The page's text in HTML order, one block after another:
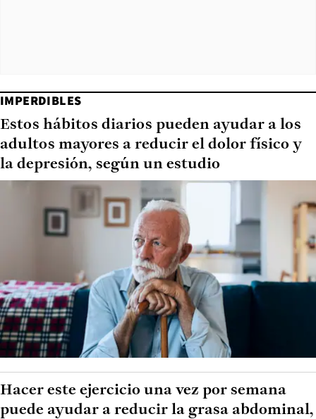
IMPERDIBLES
Estos hábitos diarios pueden ayudar a los
adultos mayores a reducir el dolor físico y
la depresión, según un estudio
Hacer este ejercicio una vez por semana
puede ayudar a reducir la grasa abdominal,